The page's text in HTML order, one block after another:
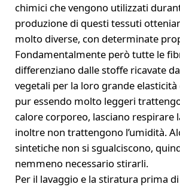
chimici che vengono utilizzati
produzione di questi tessuti
molto diverse, con determinate
Fondamentalmente però tutte le
differenziano dalle stoffe ricavate
vegetali per la loro grande elasticità
pur essendo molto leggeri
calore corporeo, lasciano respirare
inoltre non trattengono l’umidità.
sintetiche non si sgualciscono,
nemmeno necessario stirarli.
Per il lavaggio e la stiratura prima